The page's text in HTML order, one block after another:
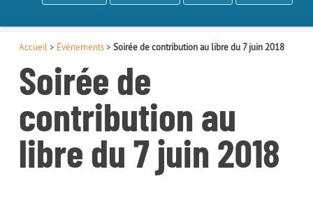
Accueil > Événements> Soirée de contribution au libre du 7 juin 2018
Soirée de
contribution au
libre du 7 juin 2018